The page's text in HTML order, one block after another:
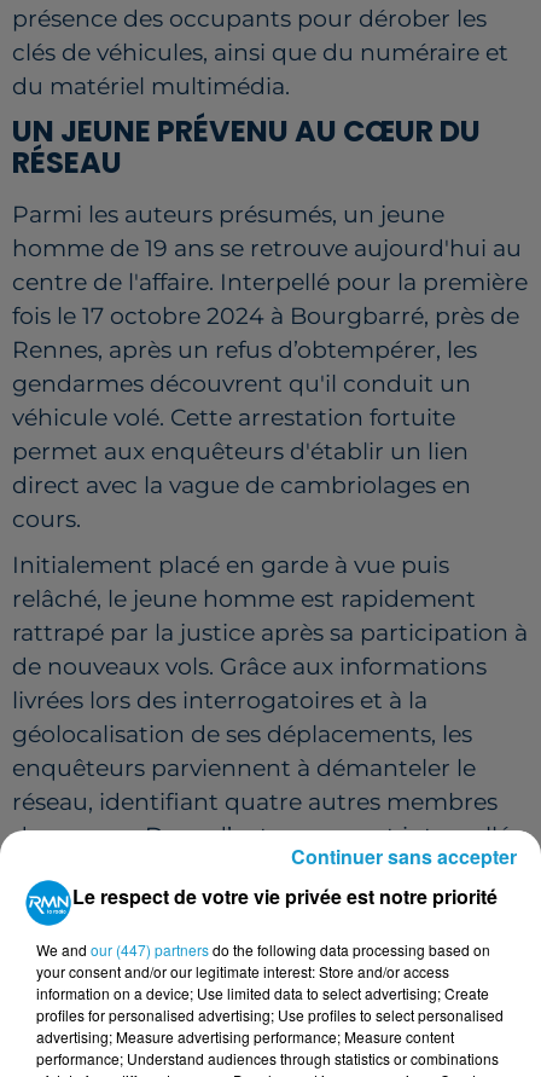
présence des occupants pour dérober les
clés de véhicules, ainsi que du numéraire et
du matériel multimédia.
UN JEUNE PRÉVENU AU CŒUR DU
RÉSEAU
Parmi les auteurs présumés, un jeune
homme de 19 ans se retrouve aujourd'hui au
centre de l'affaire. Interpellé pour la première
fois le 17 octobre 2024 à Bourgbarré, près de
Rennes, après un refus d’obtempérer, les
gendarmes découvrent qu'il conduit un
véhicule volé. Cette arrestation fortuite
permet aux enquêteurs d'établir un lien
direct avec la vague de cambriolages en
cours.
Initialement placé en garde à vue puis
relâché, le jeune homme est rapidement
rattrapé par la justice après sa participation à
de nouveaux vols. Grâce aux informations
livrées lors des interrogatoires et à la
géolocalisation de ses déplacements, les
enquêteurs parviennent à démanteler le
réseau, identifiant quatre autres membres
du groupe. Deux d’entre eux sont interpellés
en flagrant délit alors qu’ils viennent de
dérober un Porsche Cayenne à La Mézière
76 VÉHICULES VOLÉS EN TROIS MOIS
Le mode opératoire du groupe témoigne
d'une organisation rodée. En moyenne, un
Le respect de votre vie privée est notre priorité
We and our (447) partnersdo the following data processing based on
your consent and/or our legitimate interest: Store and/or access
information on a device; Use limited data to select advertising; Create
profiles for personalised advertising; Use profiles to select personalised
advertising; Measure advertising performance; Measure content
performance; Understand audiences through statistics or combinations
Continuer sans accepter